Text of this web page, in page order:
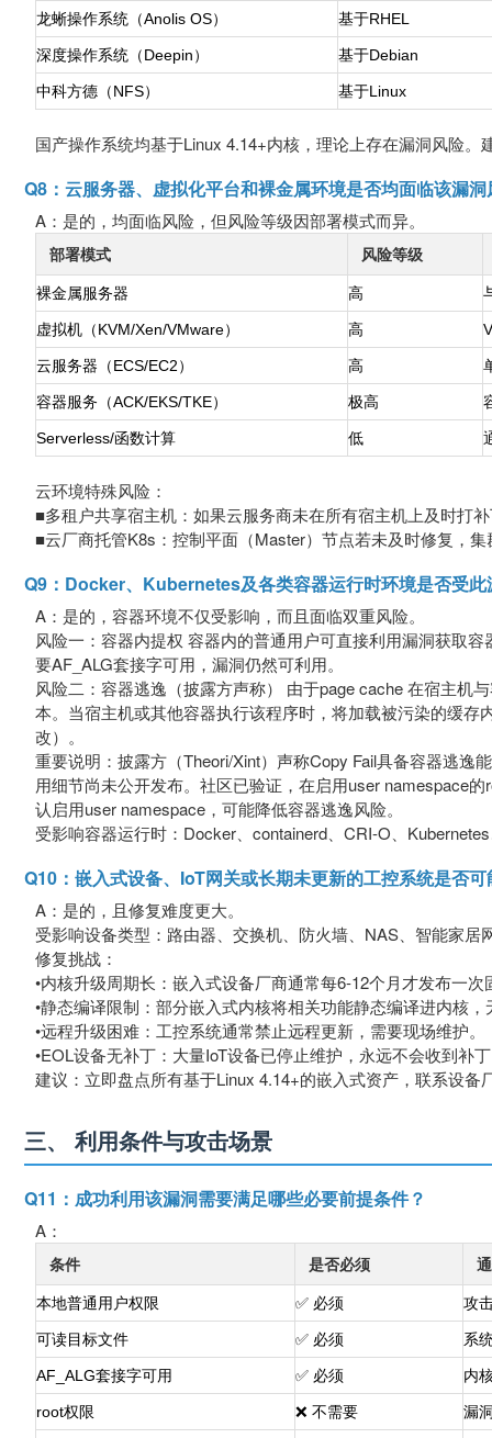
龙蜥操作系统（Anolis OS） 基于RHEL
深度操作系统（Deepin） 基于Debian
中科方德（NFS） 基于Linux
国产操作系统均基于Linux 4.14+内核，理论上存在漏洞风险
Q8：云服务器、虚拟化平台和裸金属环境是否均面临该漏洞
A：是的，均面临风险，但风险等级因部署模式而异。
部署模式 风险等级
裸金属服务器 高
虚拟机（KVM/Xen/VMware） 高
云服务器（ECS/EC2） 高
容器服务（ACK/EKS/TKE） 极高
Serverless/函数计算 低
云环境特殊风险：
■多租户共享宿主机：如果云服务商未在所有宿主机上及时打
■云厂商托管K8s：控制平面（Master）节点若未及时修复，
Q9：Docker、Kubernetes及各类容器运行时环境是否受
A：是的，容器环境不仅受影响，而且面临双重风险。
风险一：容器内提权 容器内的普通用户可直接利用漏洞获取
要AF_ALG套接字可用，漏洞仍然可利用。
风险二：容器逃逸（披露方声称） 由于page cache 在宿主机
本。当宿主机或其他容器执行该程序时，将加载被污染的缓
改）。
重要说明：披露方（Theori/Xint）声称Copy Fail具备容器逃逸
用细节尚未公开发布。社区已验证，在启用user namespace
认启用user namespace，可能降低容器逃逸风险。
受影响容器运行时：Docker、containerd、CRI-O、
Q10：嵌入式设备、IoT网关或长期未更新的工控系统是否
A：是的，且修复难度更大。
受影响设备类型：路由器、交换机、防火墙、NAS、智能家
修复挑战：
•内核升级周期长：嵌入式设备厂商通常每6-12个月才发布一次
•静态编译限制：部分嵌入式内核将相关功能静态编译进内核
•远程升级困难：工控系统通常禁止远程更新，需要现场维护。
•EOL设备无补丁：大量IoT设备已停止维护，永远不会收到补
建议：立即盘点所有基于Linux 4.14+的嵌入式资产，联系设
三、 利用条件与攻击场景
Q11：成功利用该漏洞需要满足哪些必要前提条件？
A：
条件 是否必须
本地普通用户权限 ✅ 必须 攻
可读目标文件 ✅ 必须 系
AF_ALG套接字可用 ✅ 必须 内
root权限 ❌ 不需要 漏